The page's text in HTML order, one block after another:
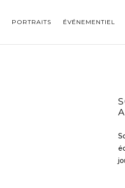
PORTRAITS ÉVÉNEMENTIEL